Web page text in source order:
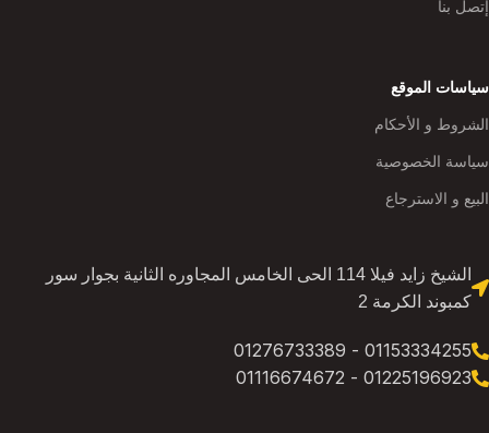
إتصل بنا
سياسات الموقع
الشروط و الأحكام
سياسة الخصوصية
البيع و الاسترجاع
الشيخ زايد فيلا 114 الحى الخامس المجاوره الثانية بجوار سور
كمبوند الكرمة 2
01153334255 - 01276733389
01225196923 - 01116674672